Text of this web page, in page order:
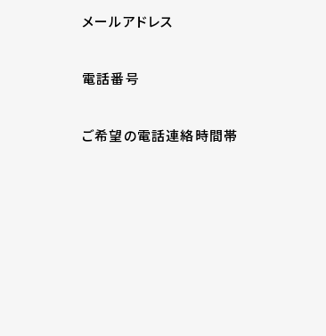
メールアドレス
電話番号
ご希望の電話連絡時間帯